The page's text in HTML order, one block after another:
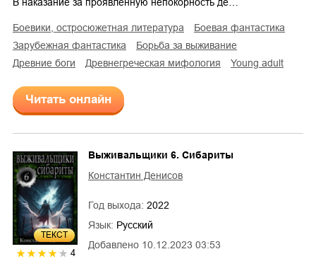
В наказание за проявленную непокорность де…
боевики, остросюжетная литература
боевая фантастика
зарубежная фантастика
борьба за выживание
древние боги
древнегреческая мифология young adult
Читать онлайн
ТЕКСТ
4
Добавлено 10.12.2023 03:53
Выживальщики 6. Сибариты
Константин Денисов
Год выхода: 2022
Язык: Русский